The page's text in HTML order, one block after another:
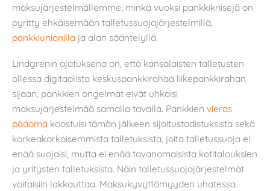
maksujärjestelmällemme, minkä vuoksi pankkikriisejä on
pyritty ehkäisemään talletussuojajärjestelmillä,
pankkiunionilla ja alan sääntelyllä.
Lindgrenin ajatuksena on, että kansalaisten talletusten
ollessa digitaalista keskuspankkirahaa liikepankkirahan
sijaan, pankkien ongelmat eivät uhkaisi
maksujärjestelmää samalla tavalla. Pankkien vieras
pääoma koostuisi tämän jälkeen sijoitustodistuksista sekä
korkeakorkoisemmista talletuksista, joita talletussuoja ei
enää suojaisi, mutta ei enää tavanomaisista kotitalouksien
ja yritysten talletuksista. Näin talletussuojajärjestelmät
voitaisiin lakkauttaa. Maksukyvyttömyyden uhatessa